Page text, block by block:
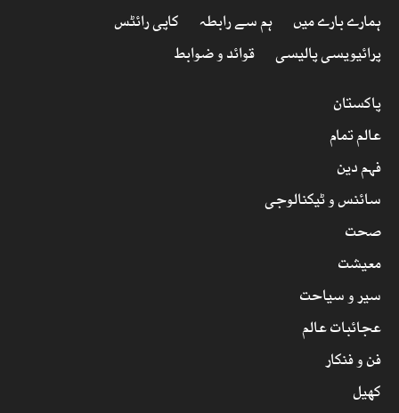
ہمارے بارے میں ہم سے رابطہ
کاپی رائٹس
پرائیویسی پالیسی
قوائد و ضوابط
پاکستان
عالم تمام
فہم دین
سائنس و ٹیکنالوجی
صحت
معیشت
سیر و سیاحت
عجائبات عالم
فن و فنکار
کھیل